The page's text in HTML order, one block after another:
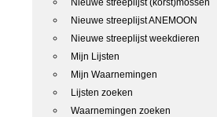
Nieuwe streeplijst (korst)mossen
Nieuwe streeplijst ANEMOON
Nieuwe streeplijst weekdieren
Mijn Lijsten
Mijn Waarnemingen
Lijsten zoeken
Waarnemingen zoeken